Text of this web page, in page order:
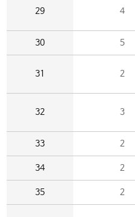
29 4
30 5
31 2
32 3
33 2
34 2
35 2